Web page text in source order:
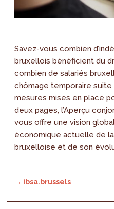
Savez-vous combien
bruxellois bénéficient du
combien de salariés
chômage temporaire suite
mesures mises en place
deux pages, l’Aperçu
vous offre une vision
économique actuelle de
bruxelloise et de son
→ ibsa.brussels